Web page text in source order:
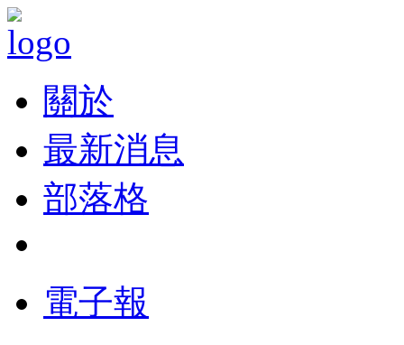
關於
最新消息
部落格
電子報